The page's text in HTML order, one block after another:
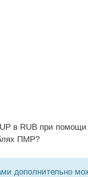
в RUB при помощи
ПМР?
дополнительно